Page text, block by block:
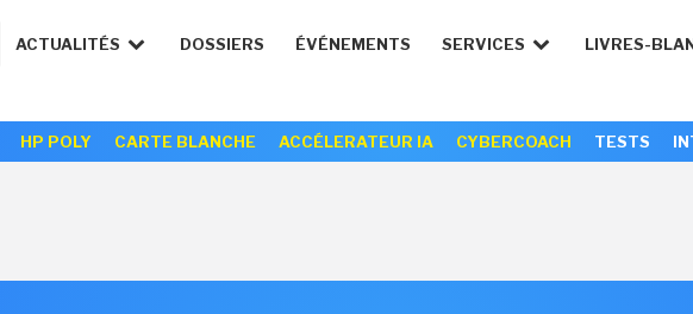
ACTUALITÉS DOSSIERS ÉVÉNEMENTS SERVICES LIVRES-
HP POLY CARTE BLANCHE ACCÉLERATEUR IA CYBERCOACH TESTS